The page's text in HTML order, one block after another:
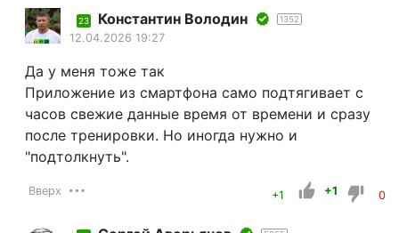
23 Константин Володин 1352
12.04.2026 19:27
Да у меня тоже так
Приложение из смартфона само подтягивает с
часов свежие данные время от времени и сразу
после тренировки. Но иногда нужно и
"подтолкнуть".
Вверх +1 +1 0